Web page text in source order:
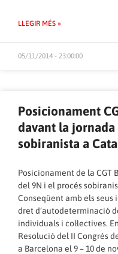
LLEGIR MÉS »
05/11/2014 - 23:00:00
Posicionament
davant la
sobiranista a
Posicionament de la CGT
del 9N i el procés
Conseqüent amb els seus
dret d’autodeterminació
individuals i col·lectives.
Resolució del II Congrés
a Barcelona el 9 – 10 de